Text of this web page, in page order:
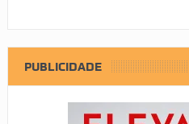
PUBLICIDADE